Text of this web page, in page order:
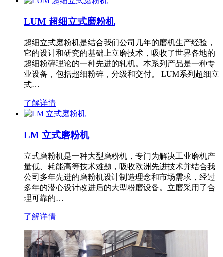
LUM 超细立式磨粉机
超细立式磨粉机是结合我们公司几年的磨机生产经验，
它的设计和研究的基础上立磨技术，吸收了世界各地的
超细粉碎理论的一种先进的轧机。本系列产品是一种专
业设备，包括超细粉碎，分级和交付。 LUM系列超细立
式…
了解详情
LM 立式磨粉机
立式磨粉机是一种大型磨粉机，专门为解决工业磨机产
量低、耗能高等技术难题，吸收欧洲先进技术并结合我
公司多年先进的磨粉机设计制造理念和市场需求，经过
多年的潜心设计改进后的大型粉磨设备。立磨采用了合
理可靠的…
了解详情